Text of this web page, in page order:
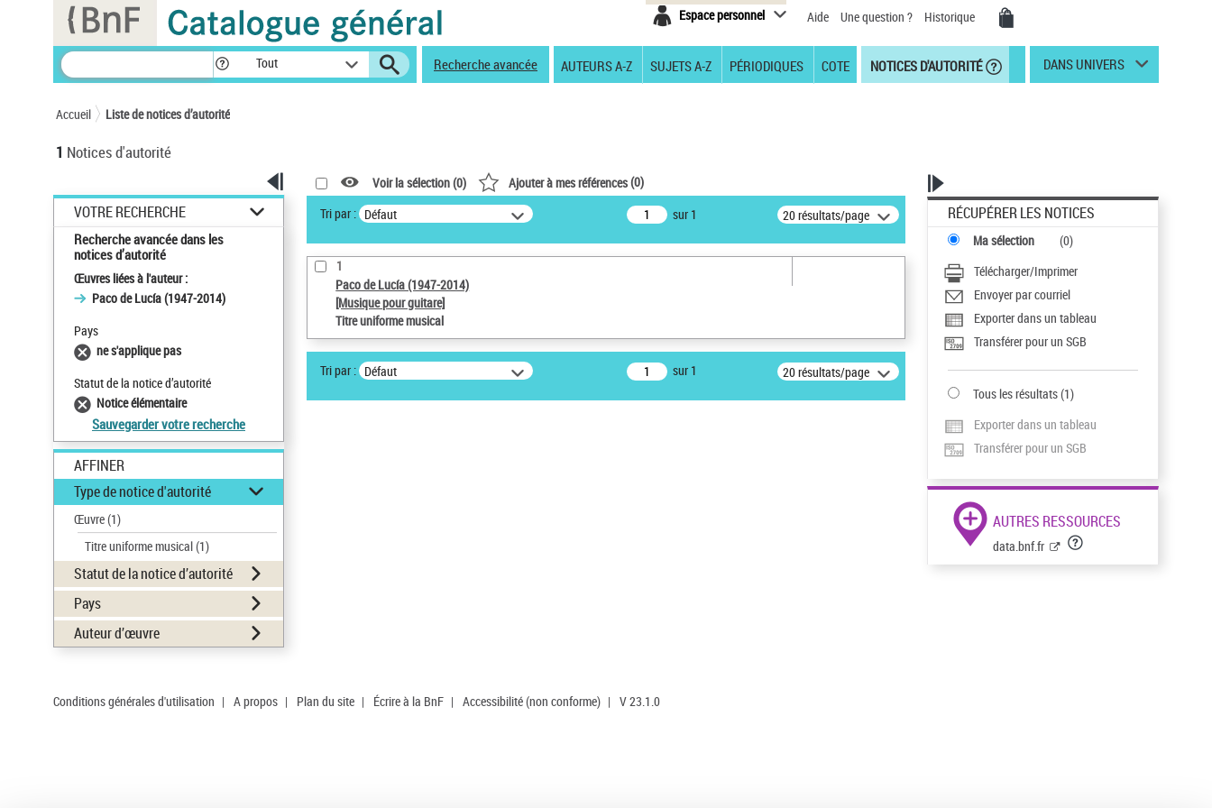
Espace personnel Aide Une question ? Historique
Tout Recherche avancée AUTEURS A-Z SUJETS A-Z PÉRIODIQUES COTE NOTICES D'AUTORITÉ DANS UNIVERS
Accueil Liste de notices d’autorité
1 Notices d'autorité
VOTRE RECHERCHE
Recherche avancée dans les
notices d’autorité
Œuvres liées à l'auteur :
Paco de Lucía (1947-2014)
Pays
ne s'applique pas
Statut de la notice d’autorité
Notice élémentaire
Sauvegarder votre recherche
AFFINER
Type de notice d'autorité
Œuvre(1)
Titre uniforme musical(1)
Statut de la notice d’autorité
Pays
Auteur d’œuvre
Voir la sélection (0) Ajouter à mes références(0)
Tri par : Défaut sur 1 20 résultats/page
1
Paco de Lucía (1947-2014)
[Musique pour guitare]
Titre uniforme musical
Tri par : Défaut sur 1 20 résultats/page
RÉCUPÉRER LES NOTICES
Ma sélection (0)
Télécharger/Imprimer
Envoyer par courriel
Exporter dans un tableau
Transférer pour un SGB
Tous les résultats(1)
Exporter dans un tableau
Transférer pour un SGB
AUTRES RESSOURCES
data.bnf.fr
Conditions générales d'utilisation | A propos | Plan du site | Écrire à la BnF | Accessibilité (non conforme) | V 23.1.0
Panneau de gestion des cookies